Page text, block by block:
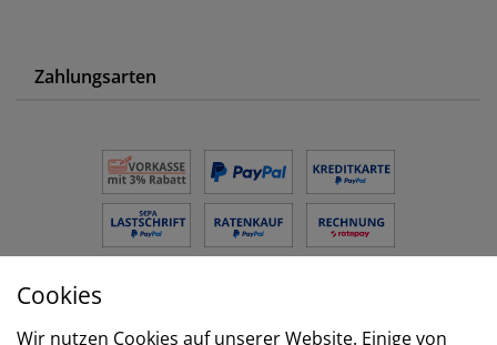
Zahlungsarten
Versand
Cookies
Wir nutzen Cookies auf unserer Website. Einige von